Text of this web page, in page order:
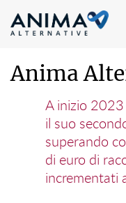
Anima
A inizio
il suo
superando
di euro di
incrementati